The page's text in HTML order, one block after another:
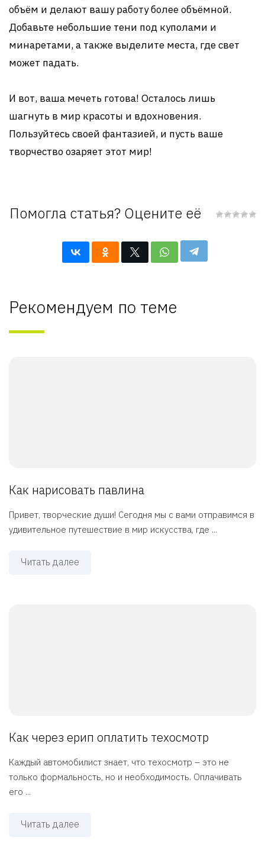
объём и делают вашу работу более объёмной.
Добавьте небольшие тени под куполами и
минаретами, а также выделите места, где свет
может падать.
И вот, ваша мечеть готова! Осталось лишь
шагнуть в мир красоты и вдохновения.
Пользуйтесь своей фантазией, и пусть ваше
творчество озаряет этот мир!
Помогла статья? Оцените её
Рекомендуем по теме
Как нарисовать павлина
Привет, творческие души! Сегодня мы с вами отправимся в
удивительное путешествие в мир искусства, где ...
Читать далее
Как через ерип оплатить техосмотр
Каждый автомобилист знает, что техосмотр – это не
только формальность, но и необходимость. Оплачивать
его ...
Читать далее